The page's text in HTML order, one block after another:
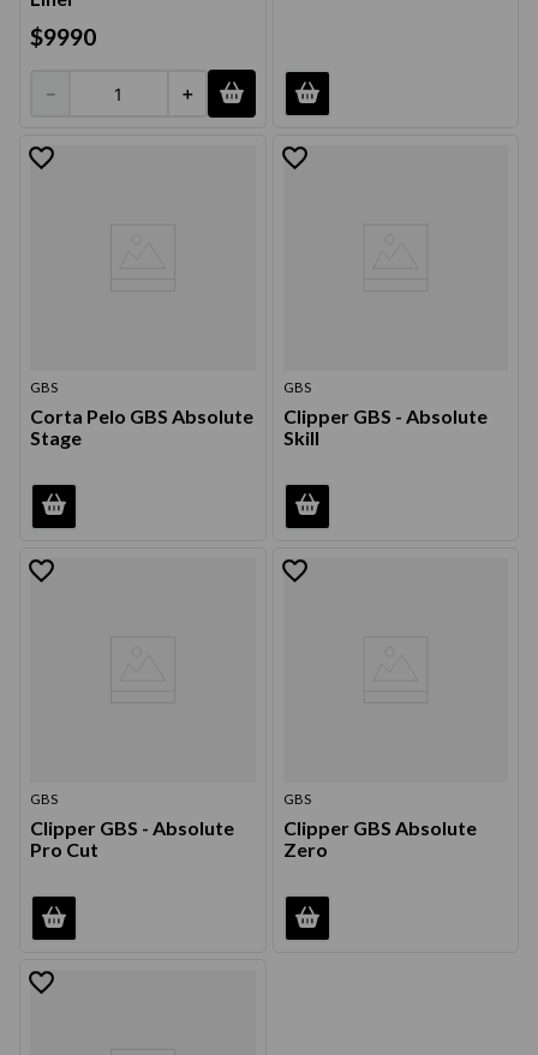
$9990
＋
－
GBS
Corta Pelo GBS Absolute
Stage
GBS
Clipper GBS - Absolute
Skill
GBS
Clipper GBS - Absolute
Pro Cut
GBS
Clipper GBS Absolute
Zero